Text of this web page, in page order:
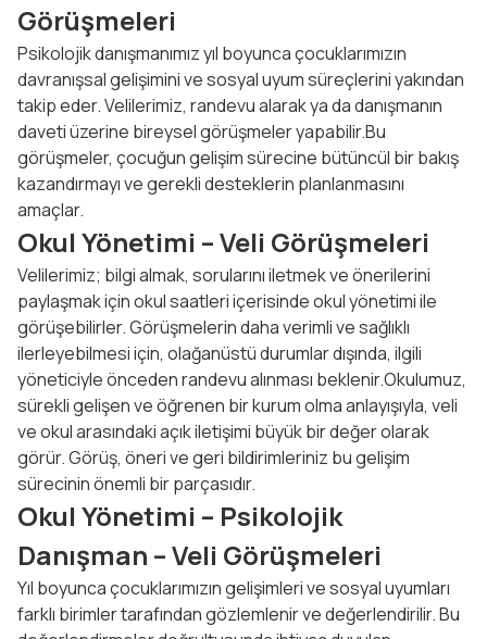
Görüşmeleri
Psikolojik danışmanımız yıl boyunca çocuklarımızın
davranışsal gelişimini ve sosyal uyum süreçlerini yakından
takip eder. Velilerimiz, randevu alarak ya da danışmanın
daveti üzerine bireysel görüşmeler yapabilir.Bu
görüşmeler, çocuğun gelişim sürecine bütüncül bir bakış
kazandırmayı ve gerekli desteklerin planlanmasını
amaçlar.
Okul Yönetimi – Veli Görüşmeleri
Velilerimiz; bilgi almak, sorularını iletmek ve önerilerini
paylaşmak için okul saatleri içerisinde okul yönetimi ile
görüşebilirler. Görüşmelerin daha verimli ve sağlıklı
ilerleyebilmesi için, olağanüstü durumlar dışında, ilgili
yöneticiyle önceden randevu alınması beklenir.Okulumuz,
sürekli gelişen ve öğrenen bir kurum olma anlayışıyla, veli
ve okul arasındaki açık iletişimi büyük bir değer olarak
görür. Görüş, öneri ve geri bildirimleriniz bu gelişim
sürecinin önemli bir parçasıdır.
Okul Yönetimi – Psikolojik
Danışman – Veli Görüşmeleri
Yıl boyunca çocuklarımızın gelişimleri ve sosyal uyumları
farklı birimler tarafından gözlemlenir ve değerlendirilir. Bu